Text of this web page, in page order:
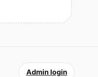
Admin login